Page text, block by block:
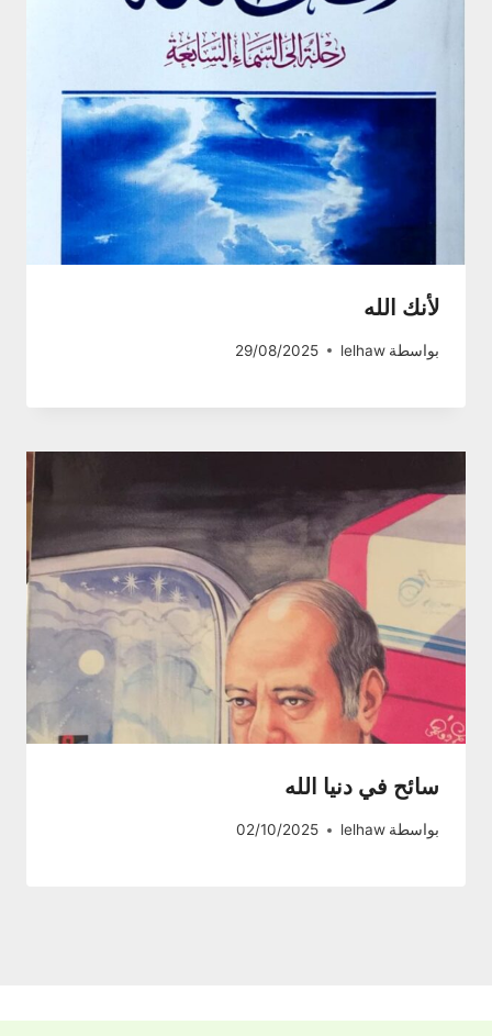
لأنك الله
بواسطة lelhaw
29/08/2025
سائح في دنيا الله
بواسطة lelhaw
02/10/2025